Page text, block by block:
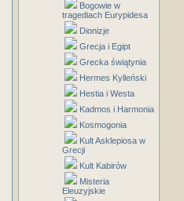
Bogowie w
tragediach Eurypidesa
Dionizje
Grecja i Egipt
Grecka świątynia
Hermes Kylleński
Hestia i Westa
Kadmos i Harmonia
Kosmogonia
Kult Asklepiosa w
Grecji
Kult Kabirów
Misteria
Eleuzyjskie